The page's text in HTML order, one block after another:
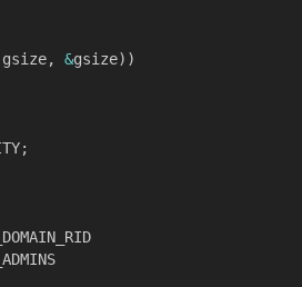
gsize, &gsize) )
;